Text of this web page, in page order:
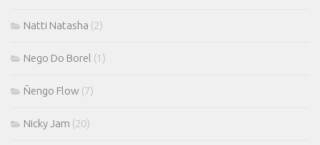
Natti Natasha (2)
Nego Do Borel (1)
Ñengo Flow (7)
Nicky Jam (20)